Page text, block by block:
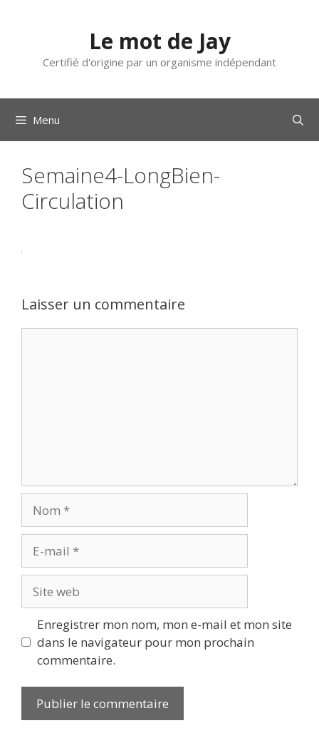
Le mot de Jay
Certifié d'origine par un organisme indépendant
Menu
Semaine4-LongBien-
Circulation
Laisser un commentaire
mail
web
Enregistrer mon nom, mon e-mail et mon site
dans le navigateur pour mon prochain
commentaire.